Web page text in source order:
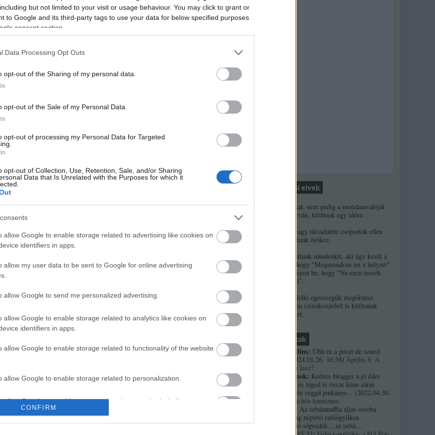
but not limited to your visit or usage behaviour. You may click to grant or
to Google and its third-party tags to use your data for below specified purposes
consent section.
Data Processing Opt Outs
opt-out of the Sharing of my personal data.
opt-out of the Sale of my Personal Data.
opt-out of processing my Personal Data for Targeted
opt-out of Collection, Use, Retention, Sale, and/or Sharing
Data that Is Unrelated with the Purposes for which it
allow Google to enable storage related to advertising like cookies on
identifiers in apps.
allow my user data to be sent to Google for online advertising
allow Google to send me personalized advertising.
allow Google to enable storage related to analytics like cookies on
identifiers in apps.
allow Google to enable storage related to functionality of the website
allow Google to enable storage related to personalization.
allow Google to enable storage related to security, including
functionality and fraud prevention, and other user protection.
CONFIRM
fényességű hit. Tudom persze, hogy az én génjeimben is ott
nyög, túrva tenni tör az egész Magyarország, tehát, ha nyavalyája miatt
akkor először magamból…
Még még még! »
lent
is!
a Peking tér-
hatvan év szövetsége" (á la Orbán Viktor) utáni magyar közeledés ugyan
testvérünknek, amit kínálgatunk neki, azonban végre megtörtént a nagy
Még még még! »
is!
Moderálási elvek
1. Ha a másikat, nem pedig a mondanivalóját
minősíted durván, kitiltunk egy időre.
2. Ha népek vagy társadalmi csoportok ellen
uszítasz, kitiltunk örökre.
3. Örökre kitiltunk mindenkit, aki úgy kezdi a
kommentjét, hogy "Megmondom mi a helyzet"
és/vagy úgy fejezi be, hogy "Na ezen tessék
elgondolkodni".
4. A szerzők lelki egészségük megőrzése
érdekében néha szórakozásból is kitiltanak
kommentelőket.
Friss topikok
necrophil collins: Uhh ez a poszt de szarul
2024.01.26. 16:38) Április 8: A
többség kevés lesz?
Custertábornok: Kedves blogger a jó édes
kurvaanyádat és téged is össze kéne zárni
ezekkel a fekete seggű patkányo... (2022.04.30.
Árpi, a hős kamionos
kiskutyauto: Az orbánmaffia aljas ostoba
arrogáns hazug népirtó rablógyilkos
országromboló söpredék... az orbá...